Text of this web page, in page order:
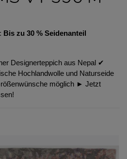
Bis zu 30 % Seidenanteil
Designerteppich aus Nepal ✔︎
Hochlandwolle und Naturseide
möglich ► Jetzt